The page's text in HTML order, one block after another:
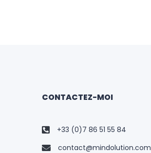
CONTACTEZ-MOI
+33 (0)7 86 51 55 84
contact@mindolution.com